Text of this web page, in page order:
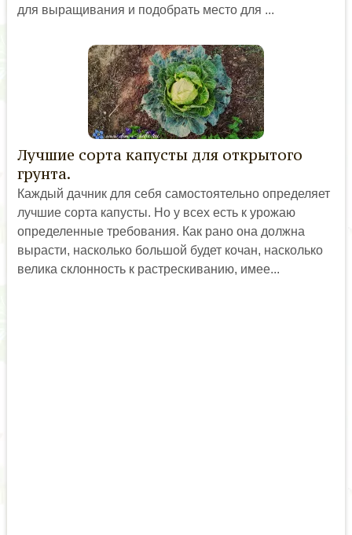
для выращивания и подобрать место для ...
Лучшие сорта капусты для открытого
грунта.
Каждый дачник для себя самостоятельно определяет
лучшие сорта капусты. Но у всех есть к урожаю
определенные требования. Как рано она должна
вырасти, насколько большой будет кочан, насколько
велика склонность к растрескиванию, имее...